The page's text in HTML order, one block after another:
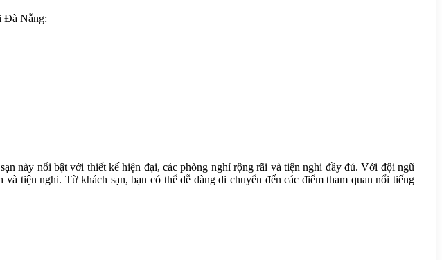
Đà Nẵng:
này nổi bật với thiết kế hiện đại, các phòng nghỉ rộng rãi và tiện nghi đầy đủ. Với đội ngũ
tiện nghi. Từ khách sạn, bạn có thể dễ dàng di chuyển đến các điểm tham quan nổi tiếng